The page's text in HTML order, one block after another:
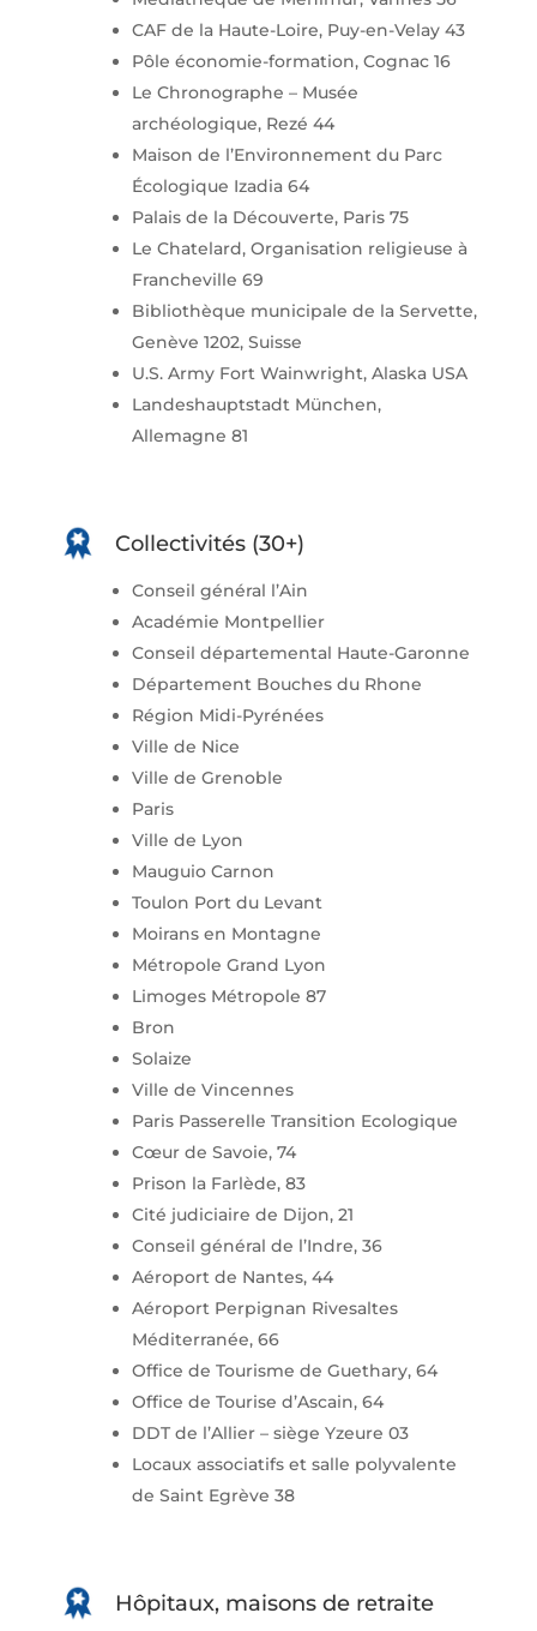
CAF de la Haute-Loire, Puy-en-Velay 43
Pôle économie-formation, Cognac 16
Le Chronographe – Musée
archéologique, Rezé 44
Maison de l’Environnement du Parc
Écologique Izadia 64
Palais de la Découverte, Paris 75
Le Chatelard, Organisation religieuse à
Francheville 69
Bibliothèque municipale de la Servette,
Genève 1202, Suisse
U.S. Army Fort Wainwright, Alaska USA
Landeshauptstadt München,
Allemagne 81
Collectivités (30+)
Conseil général l’Ain
Académie Montpellier
Conseil départemental Haute-Garonne
Département Bouches du Rhone
Région Midi-Pyrénées
Ville de Nice
Ville de Grenoble
Paris
Ville de Lyon
Mauguio Carnon
Toulon Port du Levant
Moirans en Montagne
Métropole Grand Lyon
Limoges Métropole 87
Bron
Solaize
Ville de Vincennes
Paris Passerelle Transition Ecologique
Cœur de Savoie, 74
Prison la Farlède, 83
Cité judiciaire de Dijon, 21
Conseil général de l’Indre, 36
Aéroport de Nantes, 44
Aéroport Perpignan Rivesaltes
Méditerranée, 66
Office de Tourisme de Guethary, 64
Office de Tourise d’Ascain, 64
DDT de l’Allier – siège Yzeure 03
Locaux associatifs et salle polyvalente
de Saint Egrève 38
Hôpitaux, maisons de retraite